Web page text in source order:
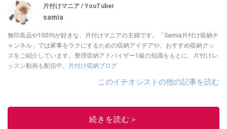
片付けマニア / YouTuber
samia
無印良品や100均が好きな、片付けマニアの主婦です。「Samia片付け収納チ
ャンネル」では家事をラクにするための収納アイデアや、おすすめ収納グッ
ズをご紹介しています。整理収納アドバイザー1級の知識をもとに、片付けレ
ッスン動画も配信中。
片付け収納ブログ
このイチオシストの他の記事を読む
続きを読む＞